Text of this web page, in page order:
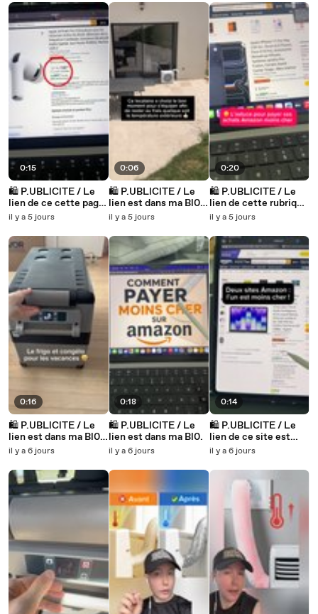
0:15
🛍️ P.UBLlClTE / Le
lien de ce cette page
est dans ma Bl0.
il y a 5 jours
0:16
🛍️ P.UBLlClTE / Le
lien est dans ma Bl0.
Produit n°618
il y a 6 jours
0:06
🛍️ P.UBLlClTE / Le
lien est dans ma Bl0.
Produit n°629
il y a 5 jours
0:18
🛍️ P.UBLlClTE / Le
lien est dans ma Bl0.
il y a 6 jours
0:20
🛍️ P.UBLlClTE / Le
lien de cette rubrique
est dans ma Bl0.
il y a 5 jours
0:14
🛍️ P.UBLlClTE / Le
lien de ce site est
dans ma Bl0.
il y a 6 jours